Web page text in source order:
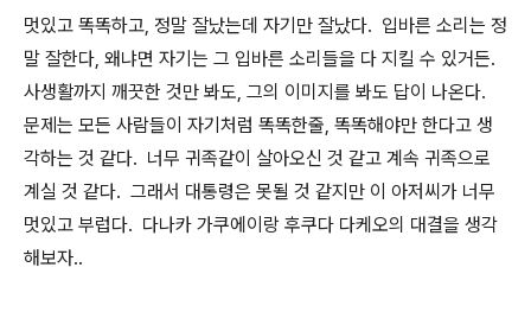
멋있고 똑똑하고, 정말 잘났는데 자기만 잘났다. 입바른 소리는 정
말 잘한다, 왜냐면 자기는 그 입바른 소리들을 다 지킬 수 있거든.
사생활까지 깨끗한 것만 봐도, 그의 이미지를 봐도 답이 나온다.
문제는 모든 사람들이 자기처럼 똑똑한줄, 똑똑해야만 한다고 생
각하는 것 같다. 너무 귀족같이 살아오신 것 같고 계속 귀족으로
계실 것 같다. 그래서 대통령은 못될 것 같지만 이 아저씨가 너무
멋있고 부럽다. 다나카 가쿠에이랑 후쿠다 다케오의 대결을 생각
해보자..